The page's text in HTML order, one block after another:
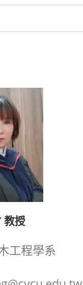
教授
工程學系